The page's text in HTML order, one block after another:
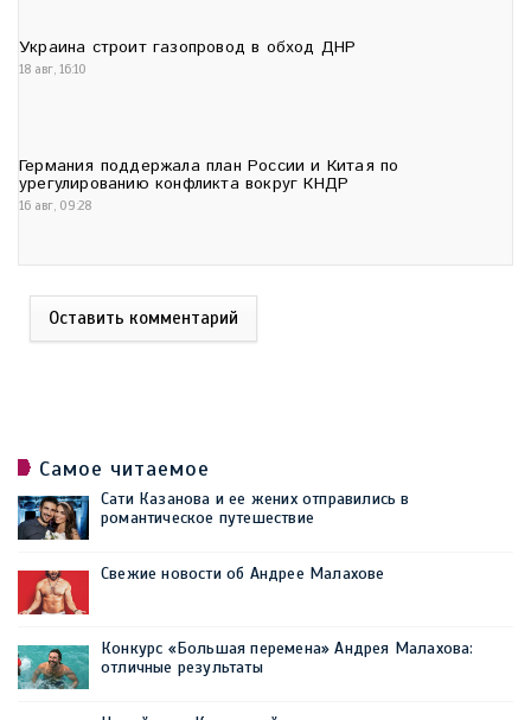
Украина строит газопровод в обход ДНР
18 авг, 16:10
Германия поддержала план России и Китая по
урегулированию конфликта вокруг КНДР
16 авг, 09:28
Оставить комментарий
Самое читаемое
Сати Казанова и ее жених отправились в
романтическое путешествие
Свежие новости об Андрее Малахове
Конкурс «Большая перемена» Андрея Малахова:
отличные результаты